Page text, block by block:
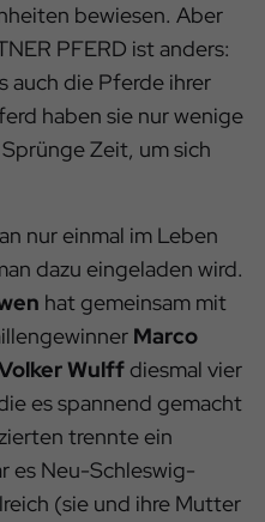
bewiesen. Aber
PFERD ist anders:
auch die Pferde ihrer
haben sie nur wenige
Zeit, um sich
nur einmal im Leben
dazu eingeladen wird.
hat gemeinsam mit
Marco
Wulffdiesmal vier
es spannend gemacht
trennte ein
es Neu-Schleswig-
(sie und ihre Mutter